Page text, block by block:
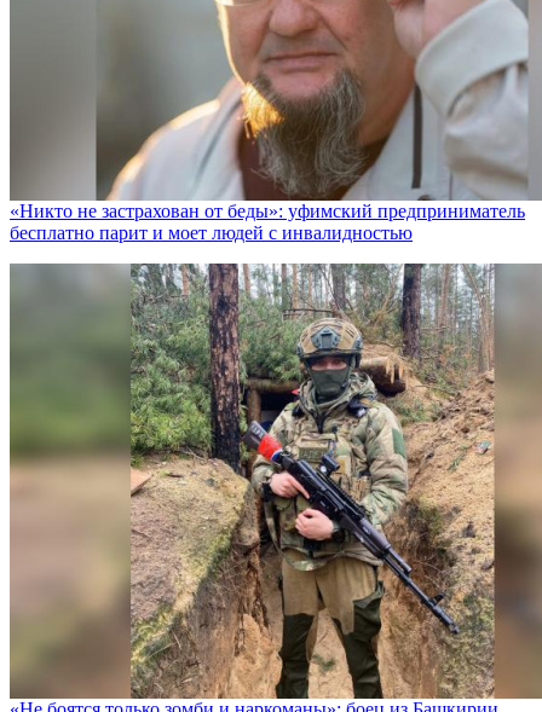
«Никто не заcтрахован от беды»: уфимский предприниматель
бесплатно парит и моет людей с инвалидностью